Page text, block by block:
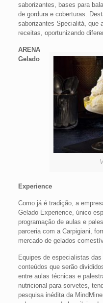
saborizantes, bases para
de gordura e coberturas.
saborizantes Specialitá, que
receitas, oportunizando
ARENA
Gelado
Experience
Como já é tradição, a
Gelado Experience, único
programação de aulas e
parceria com a Carpigiani,
mercado de gelados
Equipes de especialistas
conteúdos que serão
entre aulas técnicas e
nutricional para sorvetes,
pesquisa inédita da